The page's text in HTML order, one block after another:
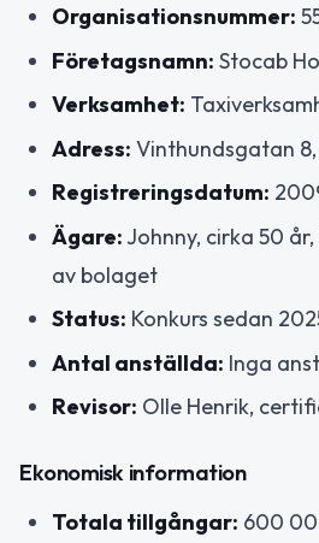
Organisationsnummer:
Företagsnamn: Stocab
Verksamhet:
Adress: Vinthundsgatan
Registreringsdatum:
Ägare: Johnny, cirka 50
av bolaget
Status: Konkurs sedan
Antal anställda: Inga
Revisor: Olle Henrik,
Ekonomisk information
Totala tillgångar: 600